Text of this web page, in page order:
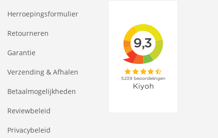
Herroepingsformulier
Retourneren
Garantie
Verzending & Afhalen
Betaalmogelijkheden
Reviewbeleid
Privacybeleid